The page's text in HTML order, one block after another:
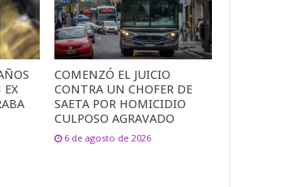
EX
COMENZÓ EL JUICIO
CONTRA UN CHOFER DE
SAETA POR HOMICIDIO
CULPOSO AGRAVADO
6 de agosto de 2026